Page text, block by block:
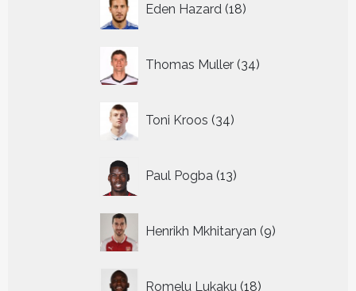
Eden Hazard 18
producten
Thomas Muller 34
producten
Toni Kroos 34
producten
Paul Pogba 13
producten
Henrikh Mkhitaryan 9
producten
Romelu Lukaku 18